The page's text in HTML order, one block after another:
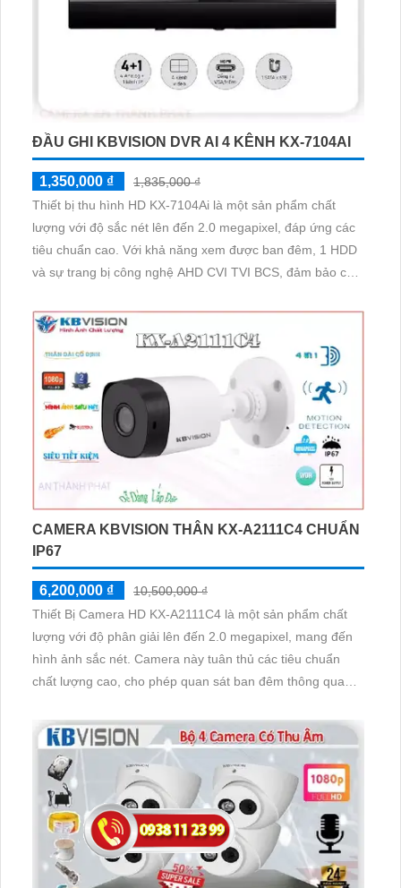
ĐẦU GHI KBVISION DVR AI 4 KÊNH KX-7104AI
1,350,000 ₫
1,835,000 ₫
Thiết bị thu hình HD KX-7104Ai là một sản phẩm chất
lượng với độ sắc nét lên đến 2.0 megapixel, đáp ứng các
tiêu chuẩn cao. Với khả năng xem được ban đêm, 1 HDD
và sự trang bị công nghệ AHD CVI TVI BCS, đảm bảo chất
phẩm có ưu điểm vượt trội với Công Nghệ AI, phù hợp
cho các công trình nhỏ
CAMERA KBVISION THÂN KX-A2111C4 CHUẨN
IP67
6,200,000 ₫
10,500,000 ₫
Thiết Bị Camera HD KX-A2111C4 là một sản phẩm chất
lượng với độ phân giải lên đến 2.0 megapixel, mang đến
hình ảnh sắc nét. Camera này tuân thủ các tiêu chuẩn
chất lượng cao, cho phép quan sát ban đêm thông qua
nghệ AHD CVI TVI BCS, camera này có độ bền cao hơn
và hỗ trợ chất lượng hình ảnh tốt hơn